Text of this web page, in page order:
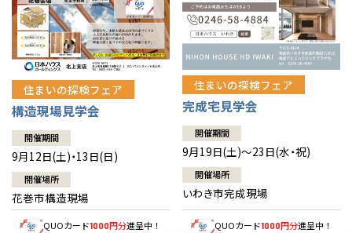
住まいの探検フェア
構造現場見学会
開催期間
9月12日(土)・13日(日)
開催場所
花巻市構造現場
QUOカード1000円分進呈中！
住まいの探検フェア
完成宅見学会
開催期間
9月19日(土)～23日(水・祝)
開催場所
いわき市完成現場
QUOカード1000円分進呈中！